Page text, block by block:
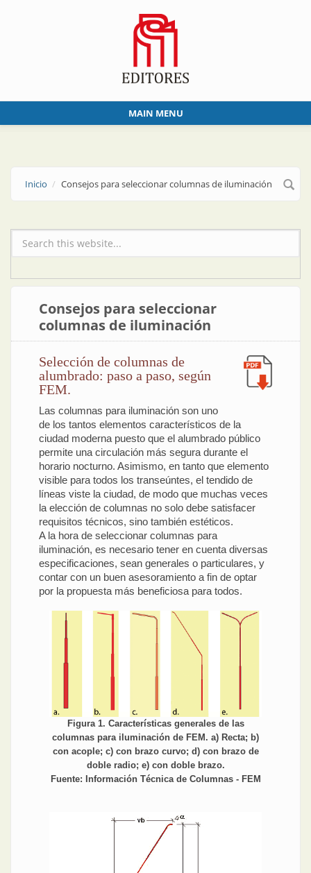
MAIN MENU
Inicio Consejos para seleccionar columnas de iluminación
Formulario de búsqueda
Consejos para seleccionar
columnas de iluminación
Selección de columnas de
alumbrado: paso a paso, según
FEM.
Las columnas para iluminación son uno
de los tantos elementos característicos de la
ciudad moderna puesto que el alumbrado público
permite una circulación más segura durante el
horario nocturno. Asimismo, en tanto que elemento
visible para todos los transeúntes, el tendido de
líneas viste la ciudad, de modo que muchas veces
la elección de columnas no solo debe satisfacer
requisitos técnicos, sino también estéticos.
A la hora de seleccionar columnas para
iluminación, es necesario tener en cuenta diversas
especificaciones, sean generales o particulares, y
contar con un buen asesoramiento a fin de optar
por la propuesta más beneficiosa para todos.
Figura 1. Características generales de las
columnas para iluminación de FEM. a) Recta; b)
con acople; c) con brazo curvo; d) con brazo de
doble radio; e) con doble brazo.
Fuente: Información Técnica de Columnas - FEM